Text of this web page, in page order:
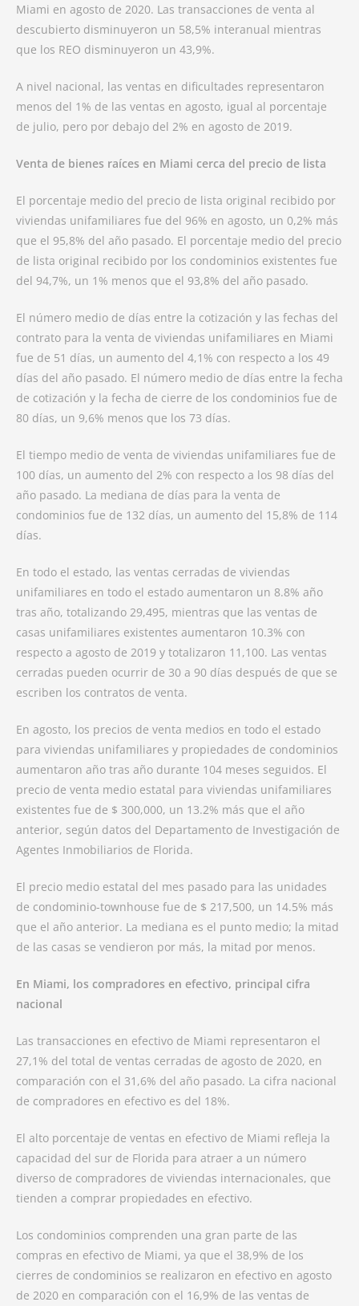
Miami en agosto de 2020. Las transacciones de venta al
descubierto disminuyeron un 58,5% interanual mientras
que los REO disminuyeron un 43,9%.
A nivel nacional, las ventas en dificultades representaron
menos del 1% de las ventas en agosto, igual al porcentaje
de julio, pero por debajo del 2% en agosto de 2019.
Venta de bienes raíces en Miami cerca del precio de lista
El porcentaje medio del precio de lista original recibido por
viviendas unifamiliares fue del 96% en agosto, un 0,2% más
que el 95,8% del año pasado. El porcentaje medio del precio
de lista original recibido por los condominios existentes fue
del 94,7%, un 1% menos que el 93,8% del año pasado.
El número medio de días entre la cotización y las fechas del
contrato para la venta de viviendas unifamiliares en Miami
fue de 51 días, un aumento del 4,1% con respecto a los 49
días del año pasado. El número medio de días entre la fecha
de cotización y la fecha de cierre de los condominios fue de
80 días, un 9,6% menos que los 73 días.
El tiempo medio de venta de viviendas unifamiliares fue de
100 días, un aumento del 2% con respecto a los 98 días del
año pasado. La mediana de días para la venta de
condominios fue de 132 días, un aumento del 15,8% de 114
días.
En todo el estado, las ventas cerradas de viviendas
unifamiliares en todo el estado aumentaron un 8.8% año
tras año, totalizando 29,495, mientras que las ventas de
casas unifamiliares existentes aumentaron 10.3% con
respecto a agosto de 2019 y totalizaron 11,100. Las ventas
cerradas pueden ocurrir de 30 a 90 días después de que se
escriben los contratos de venta.
En agosto, los precios de venta medios en todo el estado
para viviendas unifamiliares y propiedades de condominios
aumentaron año tras año durante 104 meses seguidos. El
precio de venta medio estatal para viviendas unifamiliares
existentes fue de $ 300,000, un 13.2% más que el año
anterior, según datos del Departamento de Investigación de
Agentes Inmobiliarios de Florida.
El precio medio estatal del mes pasado para las unidades
de condominio-townhouse fue de $ 217,500, un 14.5% más
que el año anterior. La mediana es el punto medio; la mitad
de las casas se vendieron por más, la mitad por menos.
En Miami, los compradores en efectivo, principal cifra
nacional
Las transacciones en efectivo de Miami representaron el
27,1% del total de ventas cerradas de agosto de 2020, en
comparación con el 31,6% del año pasado. La cifra nacional
de compradores en efectivo es del 18%.
El alto porcentaje de ventas en efectivo de Miami refleja la
capacidad del sur de Florida para atraer a un número
diverso de compradores de viviendas internacionales, que
tienden a comprar propiedades en efectivo.
Los condominios comprenden una gran parte de las
compras en efectivo de Miami, ya que el 38,9% de los
cierres de condominios se realizaron en efectivo en agosto
de 2020 en comparación con el 16,9% de las ventas de